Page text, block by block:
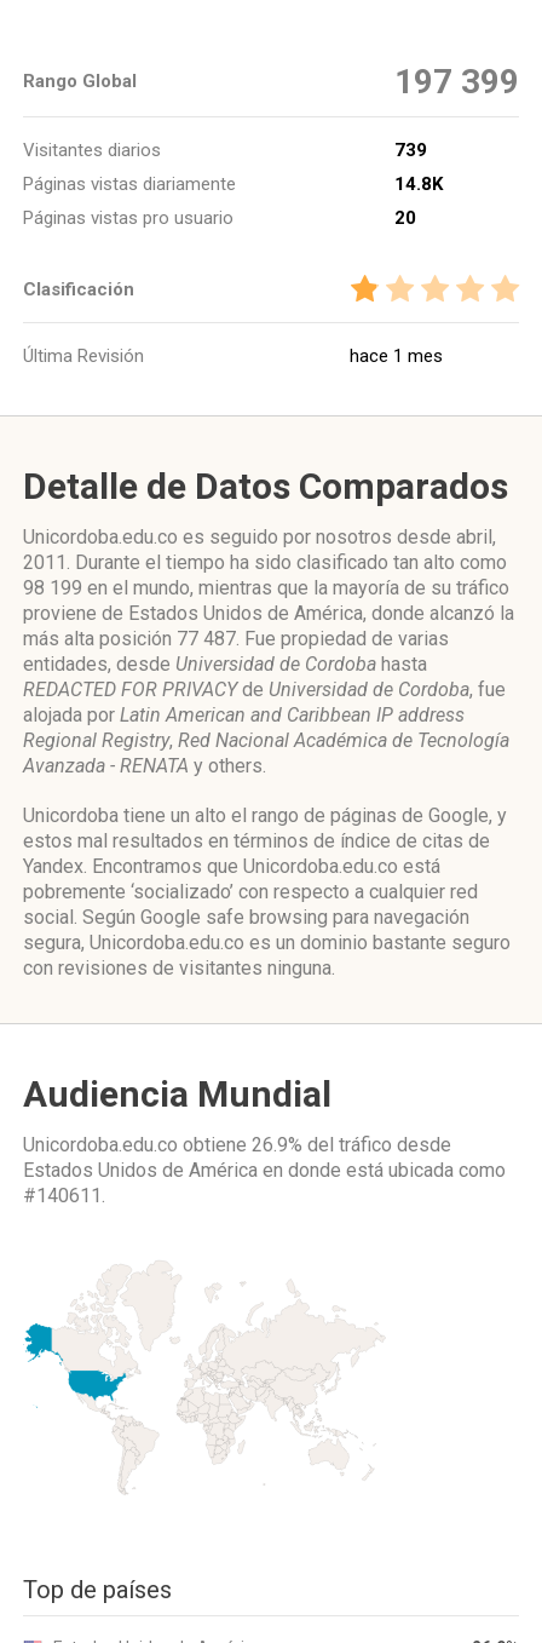
Rango Global 197 399
Visitantes diarios
739
Páginas vistas diariamente
14.8K
Páginas vistas pro usuario
20
Clasificación
Última Revisión hace 1 mes
Detalle de Datos Comparados
Unicordoba.edu.co es seguido por nosotros desde abril,
2011. Durante el tiempo ha sido clasificado tan alto como
98 199 en el mundo, mientras que la mayoría de su tráfico
proviene de Estados Unidos de América, donde alcanzó la
más alta posición 77 487. Fue propiedad de varias
entidades, desde Universidad de Cordoba hasta
REDACTED FOR PRIVACYde Universidad de Cordoba, fue
alojada por Latin American and Caribbean IP address
Regional Registry, Red Nacional Académica de Tecnología
Avanzada - RENATA y others.
Unicordoba tiene un alto el rango de páginas de Google, y
estos mal resultados en términos de índice de citas de
Yandex. Encontramos que Unicordoba.edu.co está
pobremente ‘socializado’ con respecto a cualquier red
social. Según Google safe browsing para navegación
segura, Unicordoba.edu.co es un dominio bastante seguro
con revisiones de visitantes ninguna.
Audiencia Mundial
Unicordoba.edu.co obtiene 26.9% del tráfico desde
Estados Unidos de América en donde está ubicada como
#140611.
Top de países